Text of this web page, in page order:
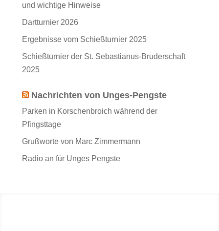
und wichtige Hinweise
Dartturnier 2026
Ergebnisse vom Schießturnier 2025
Schießturnier der St. Sebastianus-Bruderschaft
2025
Nachrichten von Unges-Pengste
Parken in Korschenbroich während der
Pfingsttage
Grußworte von Marc Zimmermann
Radio an für Unges Pengste